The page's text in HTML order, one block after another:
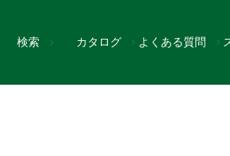
検索 カタログ よくある質問